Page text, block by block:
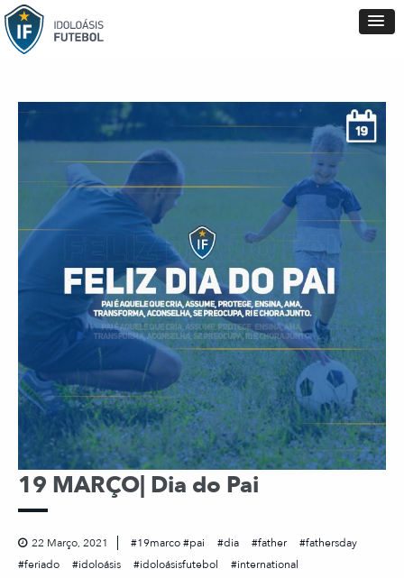
19 MARÇO| Dia do Pai
22 Março, 2021 19marco #pai dia father
fathersday
feriado
idoloásis idoloásisfutebol international